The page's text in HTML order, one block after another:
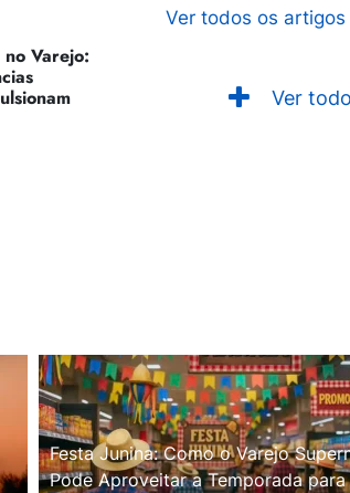
Varejo:
Ver todos os artigos
Ver
Festa Junina: Como o Varejo
Pode Aproveitar a Temporada